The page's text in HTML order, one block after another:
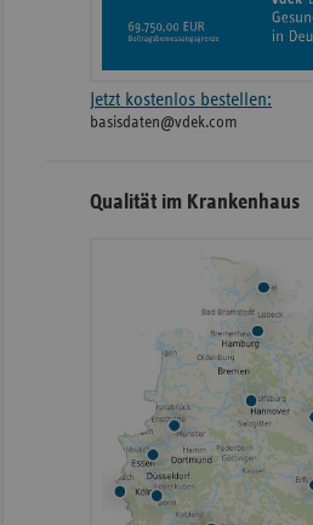
Jetzt kostenlos bestellen:
basisdaten@vdek.com
Qualität im Krankenhaus